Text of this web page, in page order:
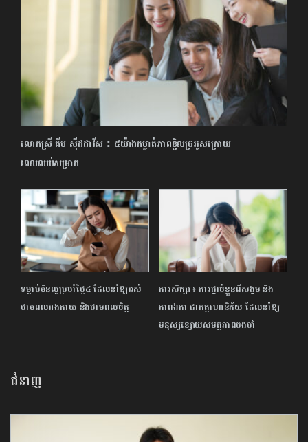
លោកស្រី គីម ស៊ីដដាវីស ៖ ៥យ៉ាងកម្ចាត់ភាពខ្ជិលច្រអូសក្រោយ
ពេលឈប់សម្រាក
ទម្លាប់មិនល្អប្រចាំថ្ងៃ៤ ដែលនាំ​ឱ្យ​​អស់
ថាមពលរាងកាយ និង​ថាមពលចិត្ត
ការសិក្សា ៖ ការផ្ដាច់ខ្លួនពីសង្គម​ និង
ភាពឯកា ជាកត្តាហានិភ័យ ដែលនាំឱ្យ
មនុស្សខ្សោយសមត្ថភាពចងចាំ
ជំនាញ